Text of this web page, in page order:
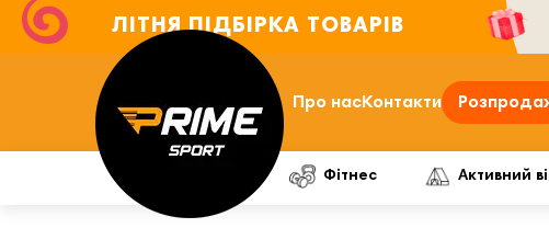
ЛІТНЯ ПІДБІРКА ТОВАРІВ
Про насКонтакти
Фітнес Активний